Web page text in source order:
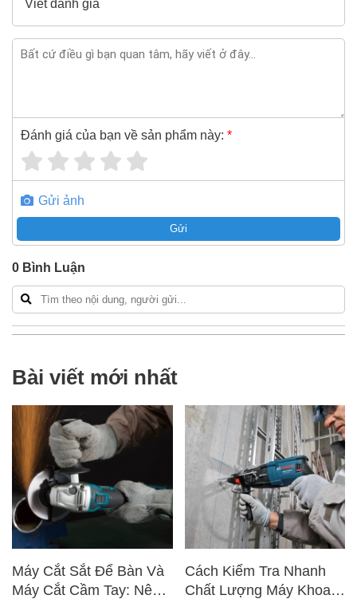
Viết đánh giá
Đánh giá của bạn về sản phẩm này: *
Gửi ảnh
Gửi
0 Bình Luận
Bài viết mới nhất
Máy Cắt Sắt Để Bàn Và
Máy Cắt Cầm Tay: Nên
Cách Kiểm Tra Nhanh
Chất Lượng Máy Khoan